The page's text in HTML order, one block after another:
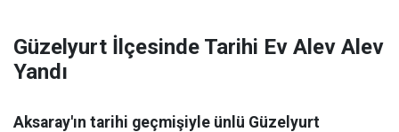
Güzelyurt İlçesinde Tarihi Ev Alev Alev
Yandı
Aksaray'ın tarihi geçmişiyle ünlü Güzelyurt